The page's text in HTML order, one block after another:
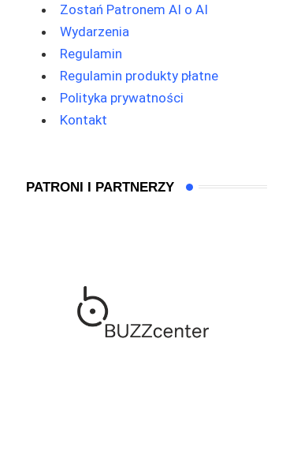
Zostań Patronem AI o AI
Wydarzenia
Regulamin
Regulamin produkty płatne
Polityka prywatności
Kontakt
PATRONI I PARTNERZY